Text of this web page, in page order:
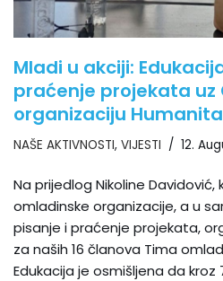
Mladi u akciji:
praćenje projekata uz
organizaciju
NAŠE AKTIVNOSTI, VIJESTI 12.
Na prijedlog Nikoline
omladinske organizacije, a u
pisanje i praćenje projekata,
za naših 16 članova Tima
Edukacija je osmišljena da